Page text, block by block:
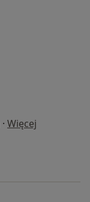
· Więcej